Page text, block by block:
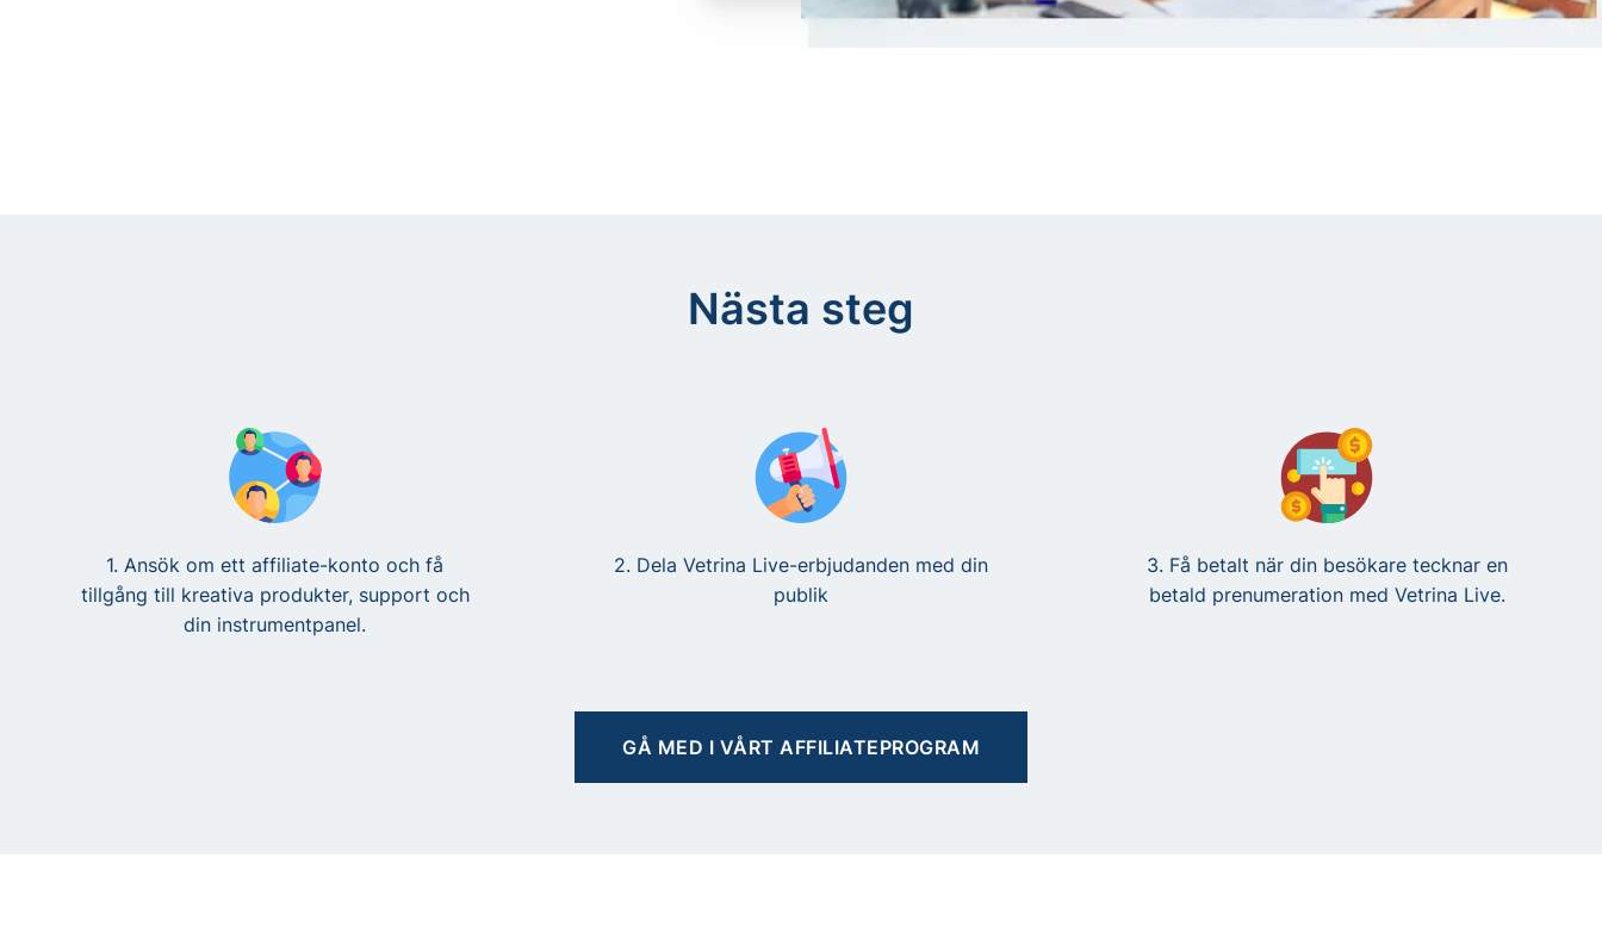
Nästa steg
1. Ansök om ett affiliate-konto och få
tillgång till kreativa produkter, support och
din instrumentpanel.
2. Dela Vetrina Live-erbjudanden med din
publik
3. Få betalt när din besökare tecknar en
betald prenumeration med Vetrina Live.
GÅ MED I VÅRT AFFILIATEPROGRAM